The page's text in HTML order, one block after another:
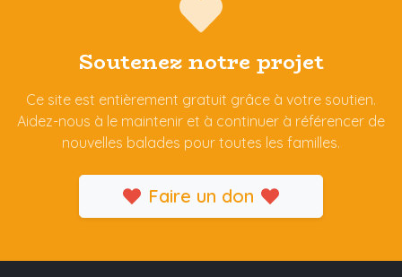
Soutenez notre projet
Ce site est entièrement gratuit grâce à votre soutien.
Aidez-nous à le maintenir et à continuer à référencer de
nouvelles balades pour toutes les familles.
Faire un don